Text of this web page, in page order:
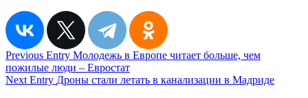
Навигация
по
Previous Entry Молодежь в Европе читает больше, чем
пожилые люди – Евростат
Next Entry Дроны стали летать в канализации в Мадриде